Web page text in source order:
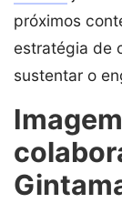
próximos
estratégia de
sustentar o